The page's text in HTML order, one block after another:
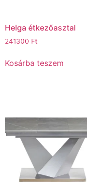
Helga étkezőasztal
241300 Ft
Kosárba teszem